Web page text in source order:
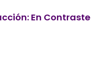
En Contraste